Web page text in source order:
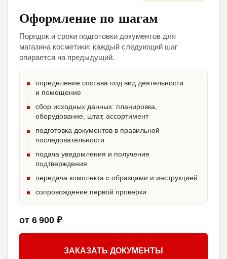
Оформление по шагам
Порядок и сроки подготовки документов для
магазина косметики: каждый следующий шаг
опирается на предыдущий.
определение состава под вид деятельности
и помещение
сбор исходных данных: планировка,
оборудование, штат, ассортимент
подготовка документов в правильной
последовательности
подача уведомления и получение
подтверждения
передача комплекта с образцами и инструкцией
сопровождение первой проверки
от 6 900 ₽
ЗАКАЗАТЬ ДОКУМЕНТЫ